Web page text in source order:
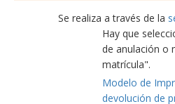
Se realiza a través de la
Hay que
de anulación o
matrícula".
Modelo de
devolución de